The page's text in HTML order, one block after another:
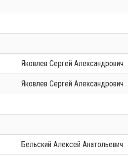
Яковлев Сергей Александрович
Яковлев Сергей Александрович
Бельский Алексей Анатольевич